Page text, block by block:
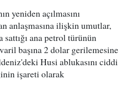
yeniden açılmasını
anlaşmasına ilişkin umutlar,
ana petrol türünün
başına 2 dolar gerilemesine
Husi ablukasını ciddi
işareti olarak